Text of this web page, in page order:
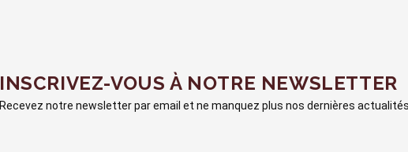
INSCRIVEZ-VOUS À NOTRE NEWSLETTER
Recevez notre newsletter par email et ne manquez plus nos dernières